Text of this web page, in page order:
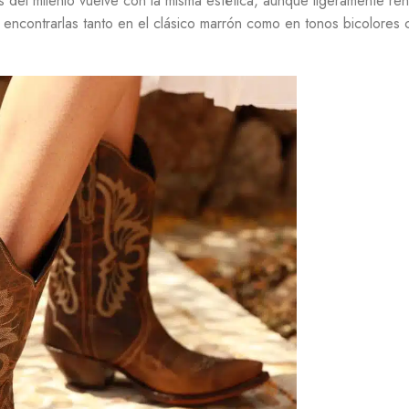
tanto en el clásico marrón como en tonos bicolores